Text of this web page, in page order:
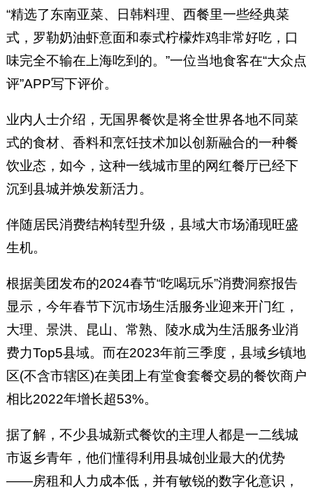
“精选了东南亚菜、日韩料理、西餐里一些经典菜
式，罗勒奶油虾意面和泰式柠檬炸鸡非常好吃，口
味完全不输在上海吃到的。”一位当地食客在“大众点
评”APP写下评价。
业内人士介绍，无国界餐饮是将全世界各地不同菜
式的食材、香料和烹饪技术加以创新融合的一种餐
饮业态，如今，这种一线城市里的网红餐厅已经下
沉到县城并焕发新活力。
伴随居民消费结构转型升级，县域大市场涌现旺盛
生机。
根据美团发布的2024春节“吃喝玩乐”消费洞察报告
显示，今年春节下沉市场生活服务业迎来开门红，
大理、景洪、昆山、常熟、陵水成为生活服务业消
费力Top5县域。而在2023年前三季度，县域乡镇地
区(不含市辖区)在美团上有堂食套餐交易的餐饮商户
相比2022年增长超53%。
据了解，不少县城新式餐饮的主理人都是一二线城
市返乡青年，他们懂得利用县城创业最大的优势
——房租和人力成本低，并有敏锐的数字化意识，